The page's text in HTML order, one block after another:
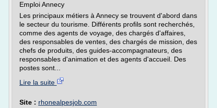
Emploi Annecy
Les principaux métiers à Annecy se trouvent d'abord dans
le secteur du tourisme. Différents profils sont recherchés,
comme des agents de voyage, des chargés d'affaires,
des responsables de ventes, des chargés de mission, des
chefs de produits, des guides-accompagnateurs, des
responsables d'animation et des agents d'accueil. Des
postes sont...
Lire la suite
Site : rhonealpesjob.com